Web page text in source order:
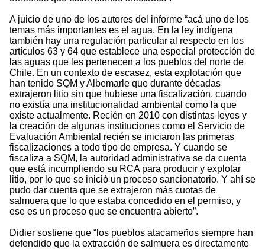
A juicio de uno de los autores del informe “acá uno de los
temas más importantes es el agua. En la ley indígena
también hay una regulación particular al respecto en los
artículos 63 y 64 que establece una especial protección de
las aguas que les pertenecen a los pueblos del norte de
Chile. En un contexto de escasez, esta explotación que
han tenido SQM y Albemarle que durante décadas
extrajeron litio sin que hubiese una fiscalización, cuando
no existía una institucionalidad ambiental como la que
existe actualmente. Recién en 2010 con distintas leyes y
la creación de algunas instituciones como el Servicio de
Evaluación Ambiental recién se iniciaron las primeras
fiscalizaciones a todo tipo de empresa. Y cuando se
fiscaliza a SQM, la autoridad administrativa se da cuenta
que está incumpliendo su RCA para producir y explotar
litio, por lo que se inició un proceso sancionatorio. Y ahí se
pudo dar cuenta que se extrajeron más cuotas de
salmuera que lo que estaba concedido en el permiso, y
ese es un proceso que se encuentra abierto”.
Didier sostiene que “los pueblos atacameños siempre han
defendido que la extracción de salmuera es directamente